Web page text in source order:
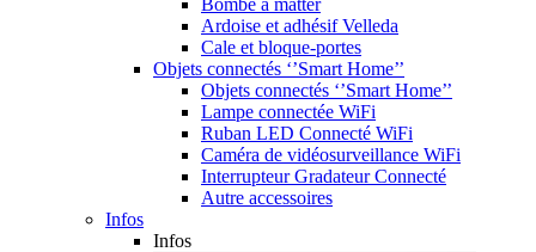
Bombe à matter
Ardoise et adhésif Velleda
Cale et bloque-portes
Objets connectés ‘’Smart Home’’
Objets connectés ‘’Smart Home’’
Lampe connectée WiFi
Ruban LED Connecté WiFi
Caméra de vidéosurveillance WiFi
Interrupteur Gradateur Connecté
Autre accessoires
Infos
Infos